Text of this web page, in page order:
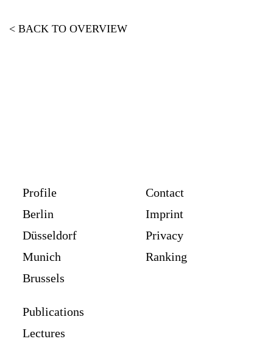
< BACK TO OVERVIEW
Profile
Berlin
Düsseldorf
Munich
Brussels
Contact
Imprint
Privacy
Ranking
Publications
Lectures